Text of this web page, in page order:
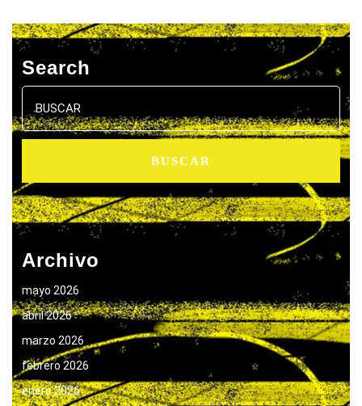
Search
Buscar:
Archivo
mayo 2026
abril 2026
marzo 2026
febrero 2026
enero 2026